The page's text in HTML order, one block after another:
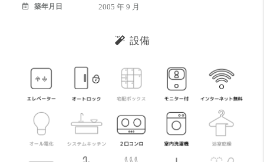
築年月日 2005 年 9 月
設備